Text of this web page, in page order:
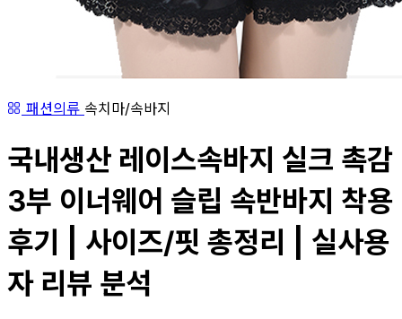
패션의류 속치마/속바지
국내생산 레이스속바지 실크 촉감
3부 이너웨어 슬립 속반바지 착용
후기 | 사이즈/핏 총정리 | 실사용
자 리뷰 분석